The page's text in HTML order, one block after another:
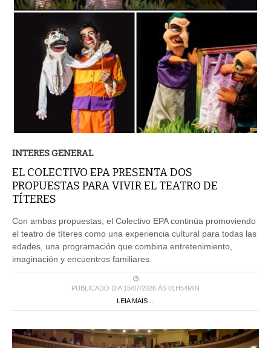
INTERES GENERAL
EL COLECTIVO EPA PRESENTA DOS
PROPUESTAS PARA VIVIR EL TEATRO DE
TÍTERES
Con ambas propuestas, el Colectivo EPA continúa promoviendo
el teatro de títeres como una experiencia cultural para todas las
edades, una programación que combina entretenimiento,
imaginación y encuentros familiares.
PUBLICADO DIA 15/07/2026 ÀS 01H54MIN
LEIA MAIS ...